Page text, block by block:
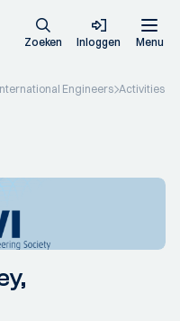
Zoeken Inloggen Menu
Engineers Activities